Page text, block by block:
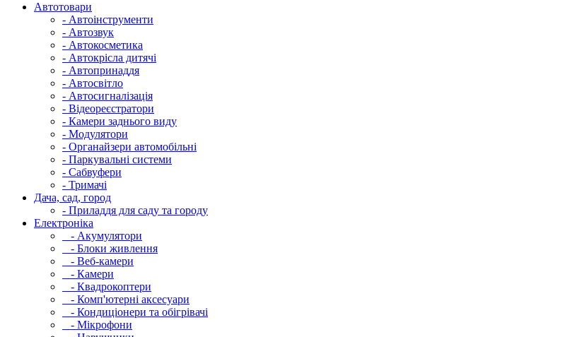
Автотовари
- Автоінструменти
- Автозвук
- Автокосметика
- Автокрісла дитячі
- Автопринаддя
- Автосвітло
- Автосигналізація
- Відеореєстратори
- Камери заднього виду
- Модулятори
- Органайзери автомобільні
- Паркувальні системи
- Сабвуфери
- Тримачі
Дача, сад, город
- Приладдя для саду та городу
Електроніка
- Акумулятори
- Блоки живлення
- Веб-камери
- Камери
- Квадрокоптери
- Комп'ютерні аксесуари
- Кондиціонери та обігрівачі
- Мікрофони